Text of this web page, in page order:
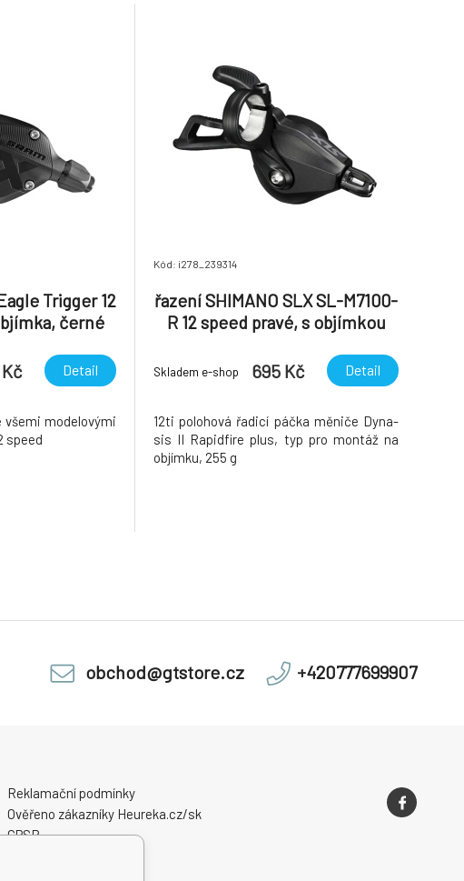
Trigger 12
černé
Detail
všemi modelovými
speed
Kód: i278_239314
řazení SHIMANO SLX SL-M7100-
R 12 speed pravé, s objímkou
Skladem e-shop 695 Kč Detail
12ti polohová řadicí páčka měniče Dyna-
sis II Rapidfire plus, typ pro montáž na
objímku, 255 g
obchod@gtstore.cz +420777699907
Reklamační podmínky
Ověřeno zákazníky Heureka.cz/sk
GPSR